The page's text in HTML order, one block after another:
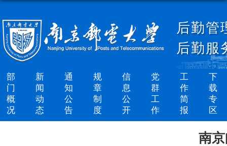
后勤管
后勤服
部
门
概
况
新
闻
动
态
通
知
公
告
规
章
制
度
信
息
公
开
党
群
工
作
工
作
简
报
下
载
专
区
南